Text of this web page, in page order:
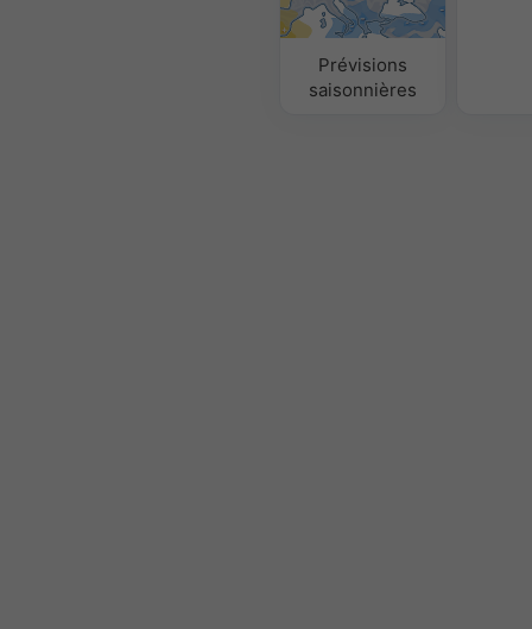
Prévisions
saisonnières